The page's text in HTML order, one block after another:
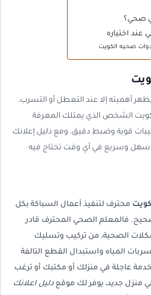
صحي؟
اختياره
صحيه الكويت
أهميته إلا عند التعطل أو التسرب،
الشخص الذي يمتلك المعرفة
قوية وضبط دقيق، ومع دليل إعلانك
سهل وسريع في أي وقت تحتاج فيه
محترف لتنفيذ أعمال السباكة بكل
فالمعلم الصحي المحترف قادر
الصحية، من تركيب وتسليك
المياه واستبدال القطع التالفة
عاجلة في منزلك أو مكتبك أو ترغب
منزل جديد، يوفر لك موقعدليل اعلانك